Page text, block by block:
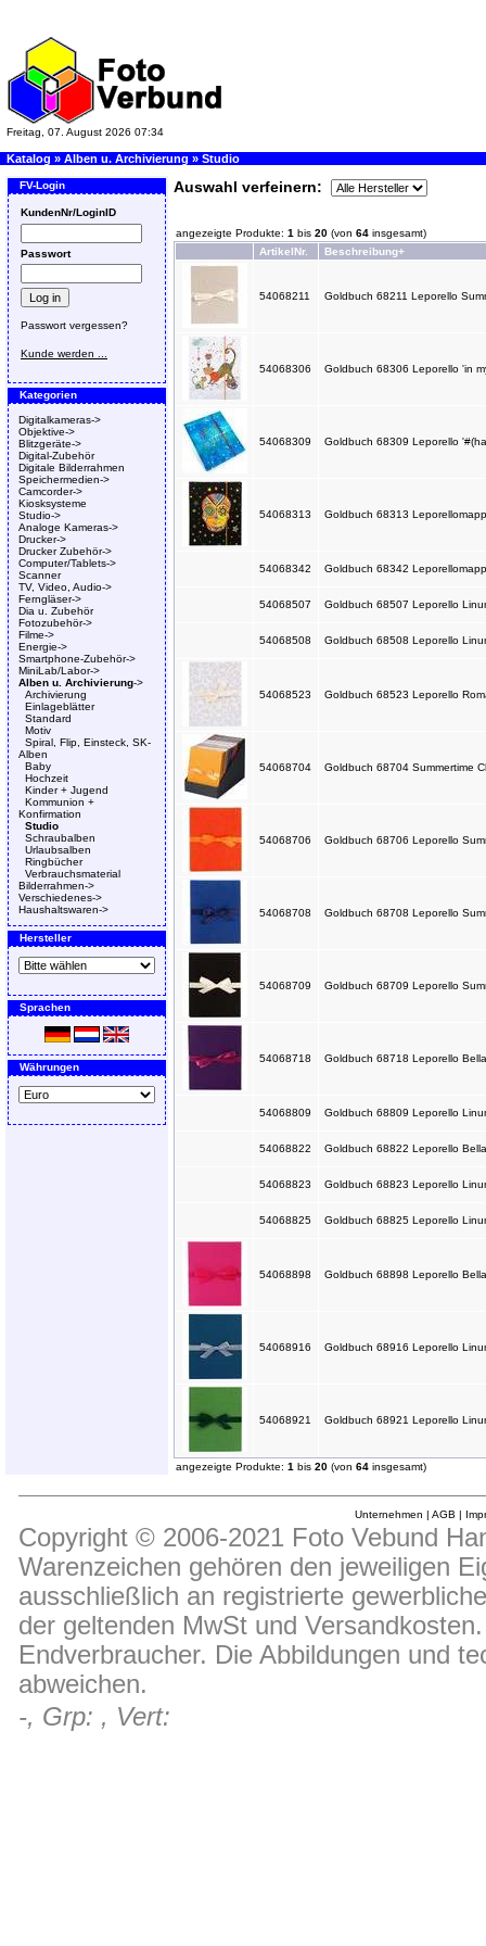
Freitag, 07. August 2026 07:34
Katalog » Alben u. Archivierung » Studio
FV-Login
KundenNr/LoginID
Passwort
Passwort vergessen?
Kunde werden ...
Kategorien
Digitalkameras->
Objektive->
Blitzgeräte->
Digital-Zubehör
Digitale Bilderrahmen
Speichermedien->
Camcorder->
Kiosksysteme
Studio->
Analoge Kameras->
Drucker->
Drucker Zubehör->
Computer/Tablets->
Scanner
TV, Video, Audio->
Ferngläser->
Dia u. Zubehör
Fotozubehör->
Filme->
Energie->
Smartphone-Zubehör->
MiniLab/Labor->
Alben u. Archivierung->
Archivierung
Einlageblätter
Standard
Motiv
Spiral, Flip, Einsteck, SK-
Alben
Baby
Hochzeit
Kinder + Jugend
Kommunion +
Konfirmation
Studio
Schraubalben
Urlaubsalben
Ringbücher
Verbrauchsmaterial
Bilderrahmen->
Verschiedenes->
Haushaltswaren->
Hersteller
Sprachen
Währungen
Auswahl verfeinern:
angezeigte Produkte: 1 bis 20 (von 64 insgesamt)
ArtikelNr.
Beschreibung+
54068211 Goldbuch 68211 Leporello
54068306 Goldbuch 68306 Leporello 'in
54068309 Goldbuch 68309 Leporello
54068313 Goldbuch 68313
54068342 Goldbuch 68342
54068507 Goldbuch 68507 Leporello
54068508 Goldbuch 68508 Leporello
54068523 Goldbuch 68523 Leporello
54068704 Goldbuch 68704 Summertime
54068706 Goldbuch 68706 Leporello
54068708 Goldbuch 68708 Leporello
54068709 Goldbuch 68709 Leporello
54068718 Goldbuch 68718 Leporello
54068809 Goldbuch 68809 Leporello
54068822 Goldbuch 68822 Leporello
54068823 Goldbuch 68823 Leporello
54068825 Goldbuch 68825 Leporello
54068898 Goldbuch 68898 Leporello
54068916 Goldbuch 68916 Leporello
54068921 Goldbuch 68921 Leporello
angezeigte Produkte: 1 bis 20 (von 64 insgesamt)
Unternehmen | AGB |
Copyright © 2006-2021 Foto Vebund
Warenzeichen gehören den jeweiligen
ausschließlich an registrierte
der geltenden MwSt und
Endverbraucher. Die Abbildungen und
abweichen.
-, Grp: , Vert: